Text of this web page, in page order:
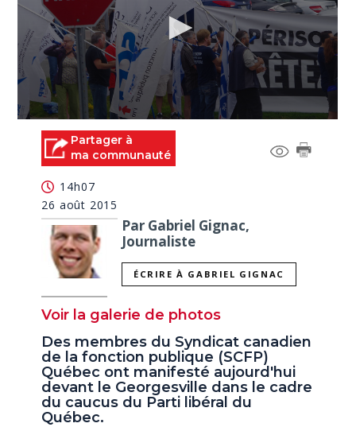
seconds
seconds
Partager à
ma communauté
14h07
26 août 2015
Par Gabriel Gignac,
Journaliste
ÉCRIRE À GABRIEL GIGNAC
Voir la galerie de photos
Des membres du Syndicat canadien
de la fonction publique (SCFP)
Québec ont manifesté aujourd'hui
devant le Georgesville dans le cadre
du caucus du Parti libéral du
Québec.